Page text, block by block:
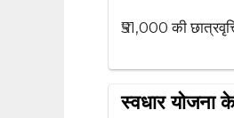
₹51,000 की
स्वधार